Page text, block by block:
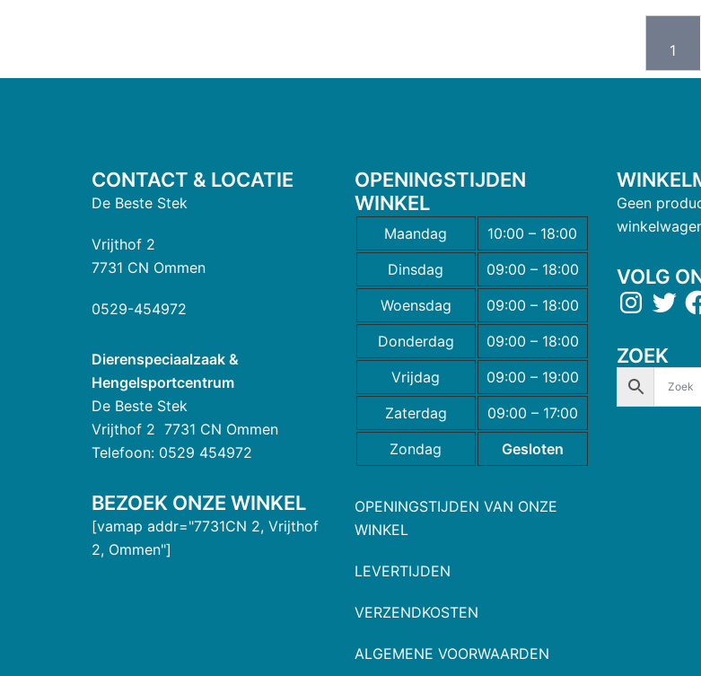
1
CONTACT & LOCATIE
De Beste Stek
Vrijthof 2
7731 CN Ommen
0529-454972
Dierenspeciaalzaak &
Hengelsportcentrum
De Beste Stek
Vrijthof 2 7731 CN Ommen
Telefoon: 0529 454972
BEZOEK ONZE WINKEL
[vamap addr="7731CN 2, Vrijthof
2, Ommen"]
OPENINGSTIJDEN
WINKEL
Maandag
10:00 – 18:00
Dinsdag
09:00 – 18:00
Woensdag
09:00 – 18:00
Donderdag
09:00 – 18:00
Vrijdag
09:00 – 19:00
Zaterdag
09:00 – 17:00
Zondag
Gesloten
OPENINGSTIJDEN VAN ONZE
WINKEL
LEVERTIJDEN
VERZENDKOSTEN
ALGEMENE VOORWAARDEN
Geen
VOLG
ZOEK